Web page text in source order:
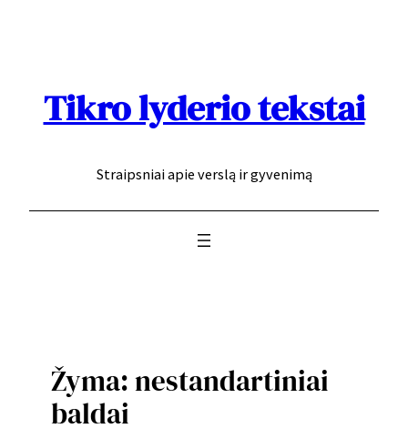
Tikro lyderio tekstai
Straipsniai apie verslą ir gyvenimą
Žyma:nestandartiniai
baldai